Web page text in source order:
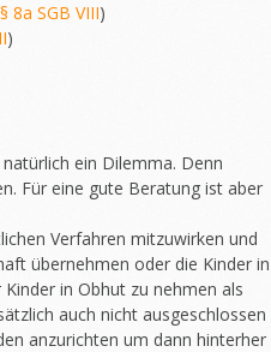
§ 8a SGB VIII)
)
ein Dilemma. Denn
Für eine gute Beratung ist aber
Verfahren mitzuwirken und
übernehmen oder die Kinder in
in Obhut zu nehmen als
auch nicht ausgeschlossen
anzurichten um dann hinterher